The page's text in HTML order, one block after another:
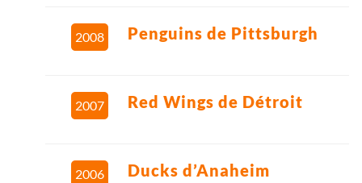
2008 Penguins de Pittsburgh
2007 Red Wings de Détroit
2006 Ducks d’Anaheim